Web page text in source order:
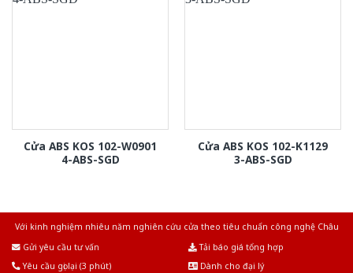
Cửa ABS KOS 102-W0901
4-ABS-SGD
Cửa ABS KOS 102-K1129
3-ABS-SGD
Với kinh nghiệm nhiêu năm nghiên cứu cửa theo tiêu chuẩn công nghệ Châu
Gửi yêu cầu tư vấn
Tải báo giá tổng hợp
Yêu cầu gọi lại (3 phút)
Dành cho đại lý